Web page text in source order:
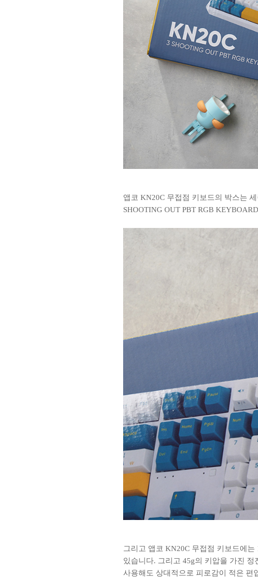
앱코 KN20C 무접점 키보드의 박스는
SHOOTING OUT PBT RGB
그리고 앱코 KN20C 무접점 키보드에
있습니다. 그리고 45g의 키압을 가진
사용해도 상대적으로 피로감이 적은 편